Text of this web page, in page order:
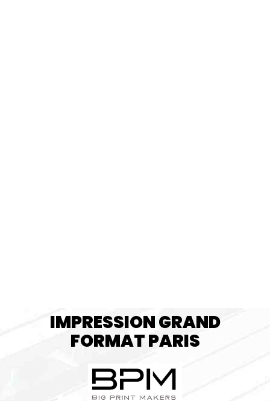
IMPRESSION GRAND
FORMAT PARIS